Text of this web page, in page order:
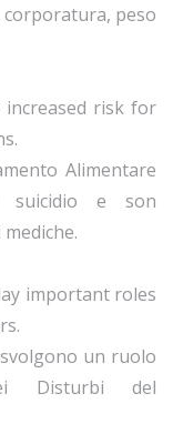
peso
increased risk for
Alimentare
suicidio e son
important roles
svolgono un ruolo
Disturbi del